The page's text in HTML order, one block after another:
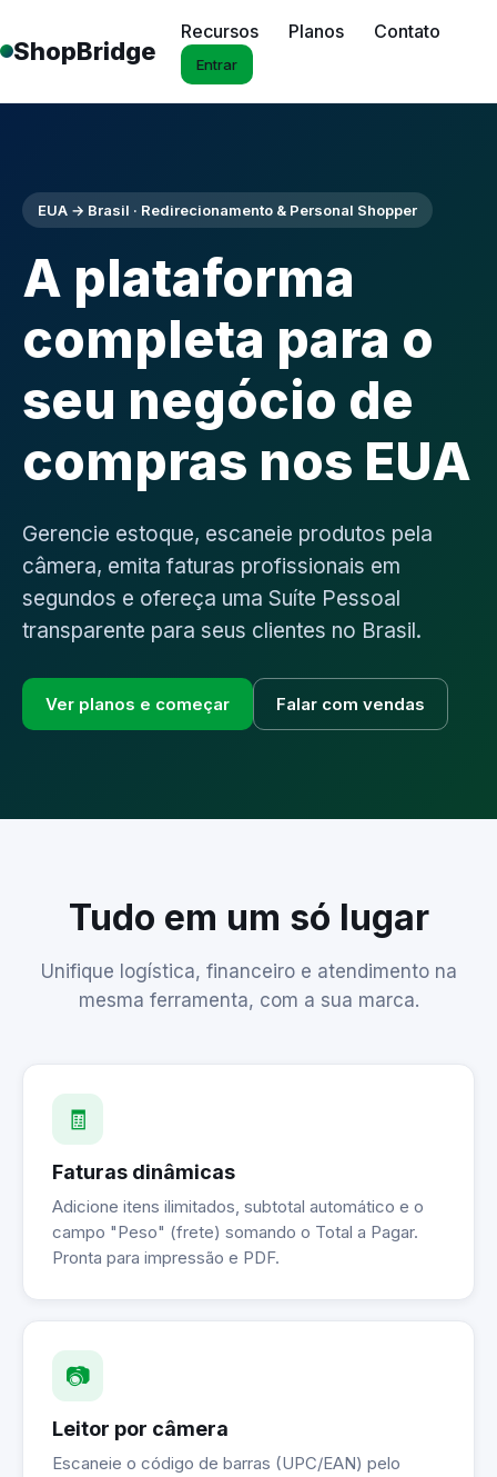
ShopBridge
Recursos Planos Contato
Entrar
EUA → Brasil · Redirecionamento & Personal Shopper
A plataforma
completa para o
seu negócio de
compras nos EUA
Gerencie estoque, escaneie produtos pela
câmera, emita faturas profissionais em
segundos e ofereça uma Suíte Pessoal
transparente para seus clientes no Brasil.
Ver planos e começar Falar com vendas
Tudo em um só lugar
Unifique logística, financeiro e atendimento na
mesma ferramenta, com a sua marca.
🧾
Faturas dinâmicas
Adicione itens ilimitados, subtotal automático e o
campo "Peso" (frete) somando o Total a Pagar.
Pronta para impressão e PDF.
📷
Leitor por câmera
Escaneie o código de barras (UPC/EAN) pelo